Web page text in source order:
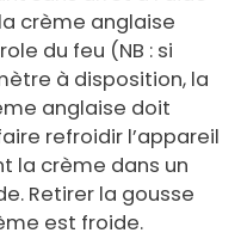
crème anglaise
du feu (NB : si
à disposition, la
anglaise doit
refroidir l’appareil
la crème dans un
Retirer la gousse
est froide.